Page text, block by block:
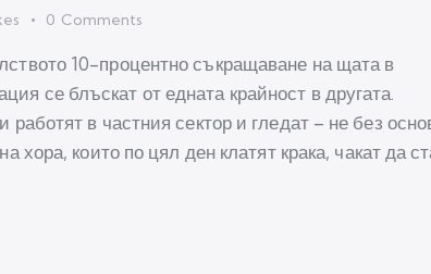
0 Comments
10-процентно съкращаване на щата в
се блъскат от едната крайност в другата.
работят в частния сектор и гледат – не без
хора, които по цял ден клатят крака, чакат да